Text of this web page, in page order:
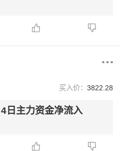
买入价： 3822.28
日主力资金净流入